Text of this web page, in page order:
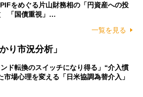
をめぐる片山財務相の「円資産への投
「国債重視」…
一覧を見る
り市況分析」
ンド転換のスイッチになり得る」“介入慣
市場心理を変える「日米協調為替介入」